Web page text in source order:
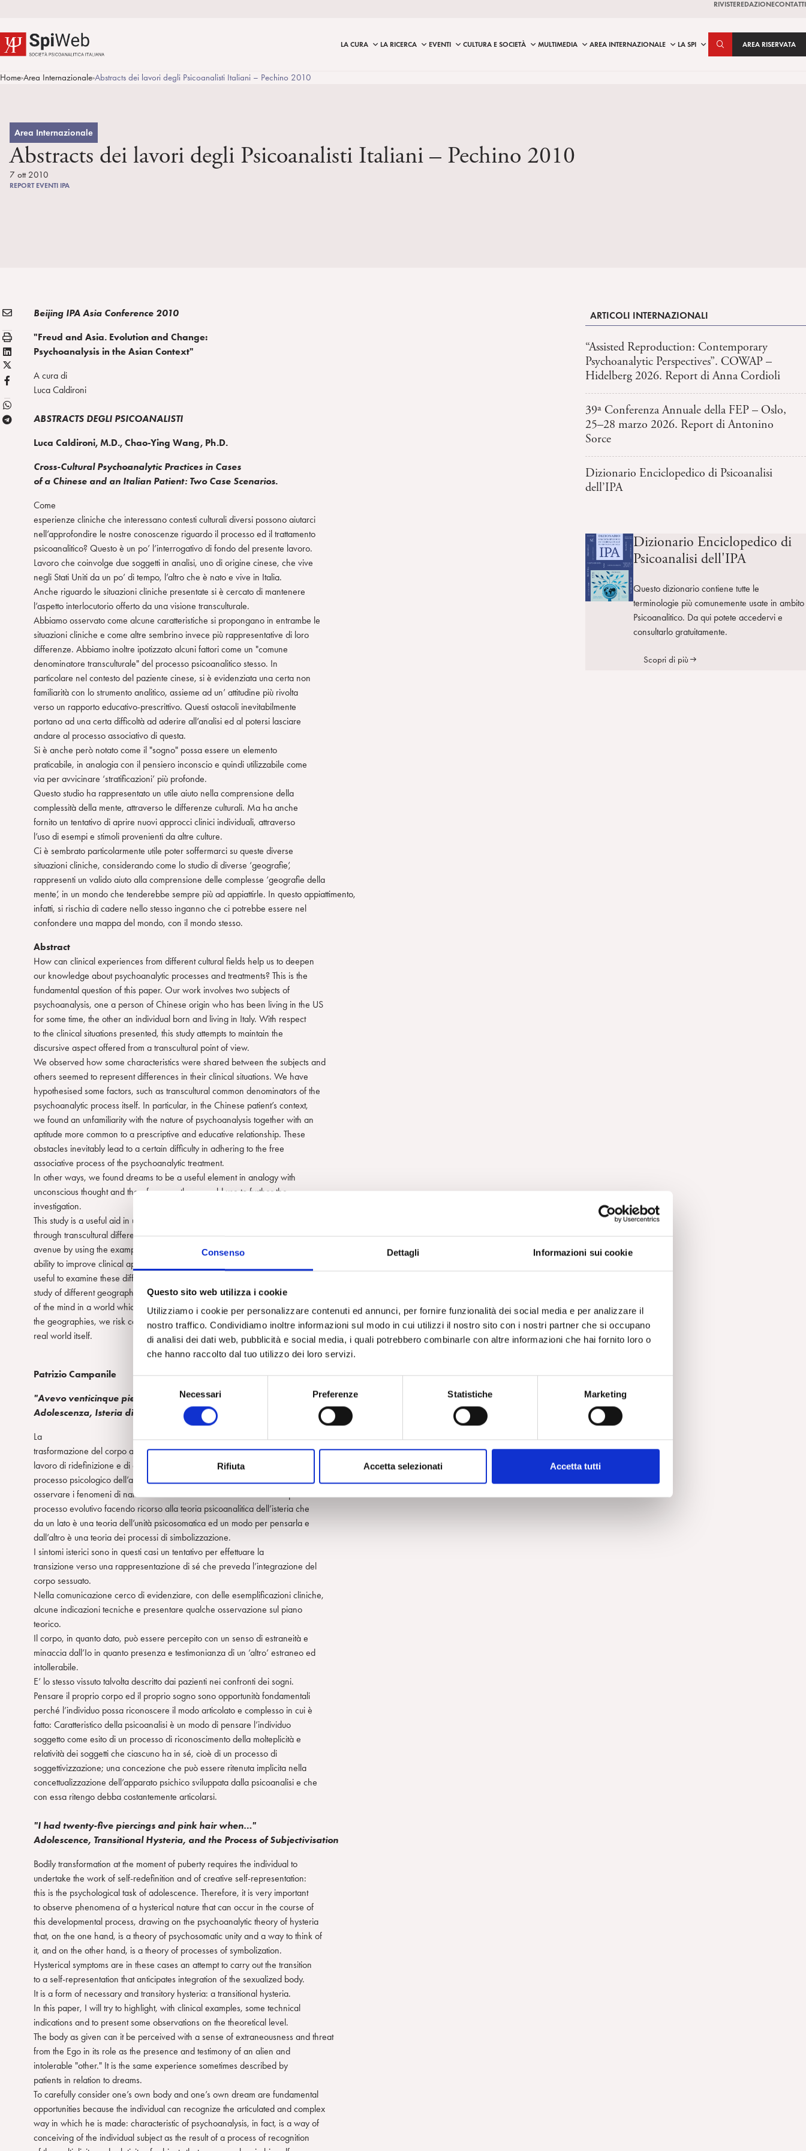
Consenso Dettagli Informazioni sui cookie
Questo sito web utilizza i cookie
Utilizziamo i cookie per personalizzare contenuti ed annunci, per fornire funzionalità dei social media e per analizzare il
nostro traffico. Condividiamo inoltre informazioni sul modo in cui utilizzi il nostro sito con i nostri partner che si occupano
di analisi dei dati web, pubblicità e social media, i quali potrebbero combinarle con altre informazioni che hai fornito loro o
che hanno raccolto dal tuo utilizzo dei loro servizi.
e
l
z
i
o
n
e
d
e
l
c
o
s
e
s
o
Necessari Preferenze Statistiche Marketing
Rifiuta Accetta selezionati Accetta tutti
RIVISTEREDAZIONECONTATTI
LA CURA LA RICERCA EVENTI CULTURA E SOCIETÀ MULTIMEDIA AREA INTERNAZIONALE LA SPI AREA RISERVATA
Home>Area Internazionale>Abstracts dei lavori degli Psicoanalisti Italiani – Pechino 2010
Area Internazionale
Abstracts dei lavori degli Psicoanalisti Italiani – Pechino 2010
7 ott 2010
REPORT EVENTI IPA
Condividi:
E
A
I
L
S
t
a
m
a
L
i
n
e
d
X
/
w
i
F
T
Beijing IPA Asia Conference 2010
"Freud and Asia. Evolution and Change:
Psychoanalysis in the Asian Context"
A cura di
Luca Caldironi
ABSTRACTS DEGLI PSICOANALISTI
Luca Caldironi, M.D., Chao-Ying Wang, Ph.D.
Cross-Cultural Psychoanalytic Practices in Cases
of a Chinese and an Italian Patient: Two Case Scenarios.
Come
esperienze cliniche che interessano contesti culturali diversi possono aiutarci
nell’approfondire le nostre conoscenze riguardo il processo ed il trattamento
psicoanalitico? Questo è un po’ l’interrogativo di fondo del presente lavoro.
Lavoro che coinvolge due soggetti in analisi, uno di origine cinese, che vive
negli Stati Uniti da un po’ di tempo, l’altro che è nato e vive in Italia.
Anche riguardo le situazioni cliniche presentate si è cercato di mantenere
l’aspetto interlocutorio offerto da una visione transculturale.
Abbiamo osservato come alcune caratteristiche si propongano in entrambe le
situazioni cliniche e come altre sembrino invece più rappresentative di loro
differenze. Abbiamo inoltre ipotizzato alcuni fattori come un "comune
denominatore transculturale" del processo psicoanalitico stesso. In
particolare nel contesto del paziente cinese, si è evidenziata una certa non
familiarità con lo strumento analitico, assieme ad un’ attitudine più rivolta
verso un rapporto educativo-prescrittivo. Questi ostacoli inevitabilmente
portano ad una certa difficoltà ad aderire all’analisi ed al potersi lasciare
andare al processo associativo di questa.
Si è anche però notato come il "sogno" possa essere un elemento
praticabile, in analogia con il pensiero inconscio e quindi utilizzabile come
via per avvicinare ‘stratificazioni’ più profonde.
Questo studio ha rappresentato un utile aiuto nella comprensione della
complessità della mente, attraverso le differenze culturali. Ma ha anche
fornito un tentativo di aprire nuovi approcci clinici individuali, attraverso
l’uso di esempi e stimoli provenienti da altre culture.
Ci è sembrato particolarmente utile poter soffermarci su queste diverse
situazioni cliniche, considerando come lo studio di diverse ‘geografie’,
rappresenti un valido aiuto alla comprensione delle complesse ‘geografie della
mente’, in un mondo che tenderebbe sempre più ad appiattirle. In questo appiattimento,
infatti, si rischia di cadere nello stesso inganno che ci potrebbe essere nel
confondere una mappa del mondo, con il mondo stesso.
Abstract
How can clinical experiences from different cultural fields help us to deepen
our knowledge about psychoanalytic processes and treatments? This is the
fundamental question of this paper. Our work involves two subjects of
psychoanalysis, one a person of Chinese origin who has been living in the US
for some time, the other an individual born and living in Italy. With respect
to the clinical situations presented, this study attempts to maintain the
discursive aspect offered from a transcultural point of view.
We observed how some characteristics were shared between the subjects and
others seemed to represent differences in their clinical situations. We have
hypothesised some factors, such as transcultural common denominators of the
psychoanalytic process itself. In particular, in the Chinese patient’s context,
we found an unfamiliarity with the nature of psychoanalysis together with an
aptitude more common to a prescriptive and educative relationship. These
obstacles inevitably lead to a certain difficulty in adhering to the free
associative process of the psychoanalytic treatment.
In other ways, we found dreams to be a useful element in analogy with
unconscious thought and therefore a path we could use to further the
investigation.
This study is a useful aid in understanding the complexities of the mind –
through transcultural differences – but it also attempts to open a new clinical
avenue by using the examples of other cultures to increase our awareness and
ability to improve clinical approaches to our work. We found it particularly
useful to examine these different clinical situations by thinking about how the
study of different geographies helps our comprehension of the complex geography
of the mind in a world which should tend to flatten them. In this flattening of
the geographies, we risk confusing the interpretation of a flat map with the
real world itself.
Patrizio Campanile
"Avevo venticinque piercing ed i capelli rosa quando … "
Adolescenza, Isteria di transizione e processo di soggettivizzazione
La
trasformazione del corpo al momento della pubertà impone all’individuo un
lavoro di ridefinizione e di creazione di nuove rappresentazioni di sé: è il
processo psicologico dell’adolescenza. E’ per questo di grande importanza
osservare i fenomeni di natura isterica che si verificano nel corso di questo
processo evolutivo facendo ricorso alla teoria psicoanalitica dell’isteria che
da un lato è una teoria dell’unità psicosomatica ed un modo per pensarla e
dall’altro è una teoria dei processi di simbolizzazione.
I sintomi isterici sono in questi casi un tentativo per effettuare la
transizione verso una rappresentazione di sé che preveda l’integrazione del
corpo sessuato.
Nella comunicazione cerco di evidenziare, con delle esemplificazioni cliniche,
alcune indicazioni tecniche e presentare qualche osservazione sul piano
teorico.
Il corpo, in quanto dato, può essere percepito con un senso di estraneità e
minaccia dall’Io in quanto presenza e testimonianza di un ‘altro’ estraneo ed
intollerabile.
E’ lo stesso vissuto talvolta descritto dai pazienti nei confronti dei sogni.
Pensare il proprio corpo ed il proprio sogno sono opportunità fondamentali
perché l’individuo possa riconoscere il modo articolato e complesso in cui è
fatto: Caratteristico della psicoanalisi è un modo di pensare l’individuo
soggetto come esito di un processo di riconoscimento della molteplicità e
relatività dei soggetti che ciascuno ha in sé, cioè di un processo di
soggettivizzazione; una concezione che può essere ritenuta implicita nella
concettualizzazione dell’apparato psichico sviluppata dalla psicoanalisi e che
con essa ritengo debba costantemente articolarsi.
"I had twenty-five piercings and pink hair when…"
Adolescence, Transitional Hysteria, and the Process of Subjectivisation
Bodily transformation at the moment of puberty requires the individual to
undertake the work of self-redefinition and of creative self-representation:
this is the psychological task of adolescence. Therefore, it is very important
to observe phenomena of a hysterical nature that can occur in the course of
this developmental process, drawing on the psychoanalytic theory of hysteria
that, on the one hand, is a theory of psychosomatic unity and a way to think of
it, and on the other hand, is a theory of processes of symbolization.
Hysterical symptoms are in these cases an attempt to carry out the transition
to a self-representation that anticipates integration of the sexualized body.
It is a form of necessary and transitory hysteria: a transitional hysteria.
In this paper, I will try to highlight, with clinical examples, some technical
indications and to present some observations on the theoretical level.
The body as given can it be perceived with a sense of extraneousness and threat
from the Ego in its role as the presence and testimony of an alien and
intolerable "other." It is the same experience sometimes described by
patients in relation to dreams.
To carefully consider one’s own body and one’s own dream are fundamental
opportunities because the individual can recognize the articulated and complex
way in which he is made: characteristic of psychoanalysis, in fact, is a way of
conceiving of the individual subject as the result of a process of recognition
ARTICOLI INTERNAZIONALI
“Assisted Reproduction: Contemporary
Psychoanalytic Perspectives”. COWAP –
Hidelberg 2026. Report di Anna Cordioli
39ª Conferenza Annuale della FEP – Oslo,
25–28 marzo 2026. Report di Antonino
Sorce
Dizionario Enciclopedico di Psicoanalisi
dell’IPA
Dizionario Enciclopedico di
Psicoanalisi dell'IPA
Questo dizionario contiene tutte le
terminologie più comunemente usate in ambito
Psicoanalitico. Da qui potete accedervi e
consultarlo gratuitamente.
Scopri di più